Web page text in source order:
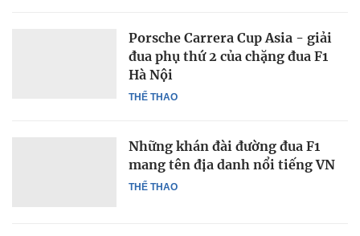
THỂ THAO
Porsche Carrera Cup Asia - giải
đua phụ thứ 2 của chặng đua F1
Hà Nội
THỂ THAO
Những khán đài đường đua F1
mang tên địa danh nổi tiếng VN